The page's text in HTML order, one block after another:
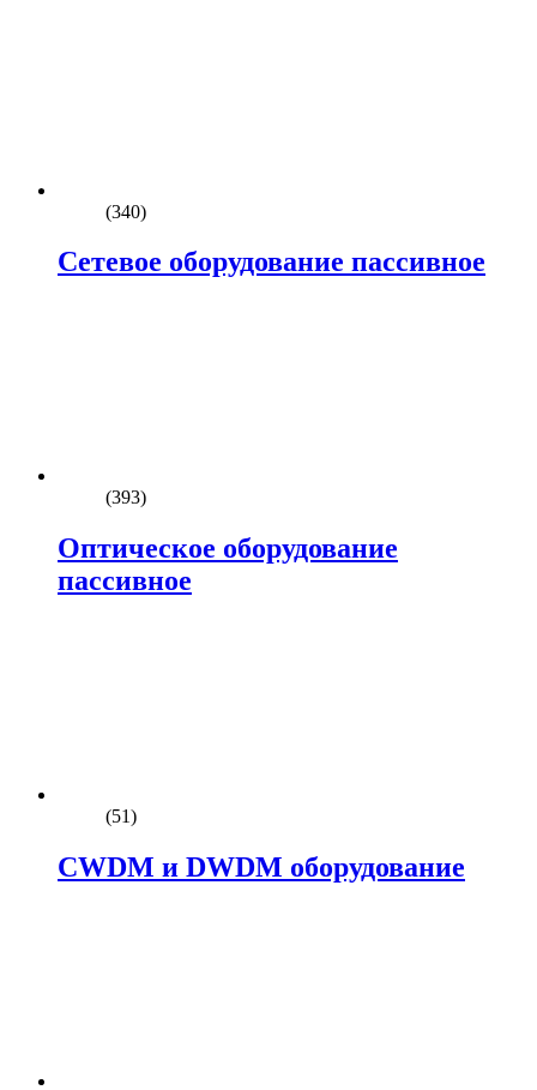
(340)
Сетевое оборудование пассивное
(393)
Оптическое оборудование
пассивное
(51)
CWDM и DWDM оборудование